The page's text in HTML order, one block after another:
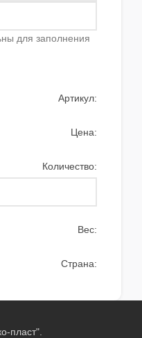
для заполнения
Артикул:
Цена:
Количество:
Вес:
Страна:
пласт".